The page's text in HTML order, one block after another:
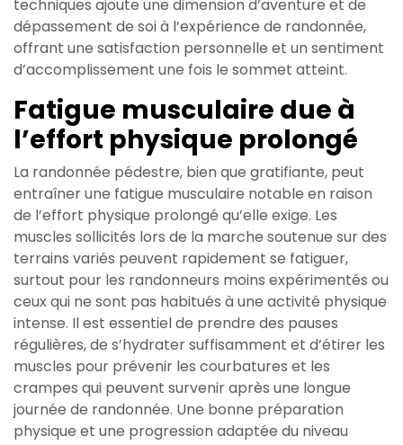
techniques ajoute une dimension d’aventure et de
dépassement de soi à l’expérience de randonnée,
offrant une satisfaction personnelle et un sentiment
d’accomplissement une fois le sommet atteint.
Fatigue musculaire due à
l’effort physique prolongé
La randonnée pédestre, bien que gratifiante, peut
entraîner une fatigue musculaire notable en raison
de l’effort physique prolongé qu’elle exige. Les
muscles sollicités lors de la marche soutenue sur des
terrains variés peuvent rapidement se fatiguer,
surtout pour les randonneurs moins expérimentés ou
ceux qui ne sont pas habitués à une activité physique
intense. Il est essentiel de prendre des pauses
régulières, de s’hydrater suffisamment et d’étirer les
muscles pour prévenir les courbatures et les
crampes qui peuvent survenir après une longue
journée de randonnée. Une bonne préparation
physique et une progression adaptée du niveau